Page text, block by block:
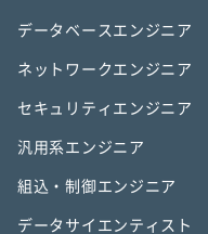
データベースエンジニア
ネットワークエンジニア
セキュリティエンジニア
汎用系エンジニア
組込・制御エンジニア
データサイエンティスト